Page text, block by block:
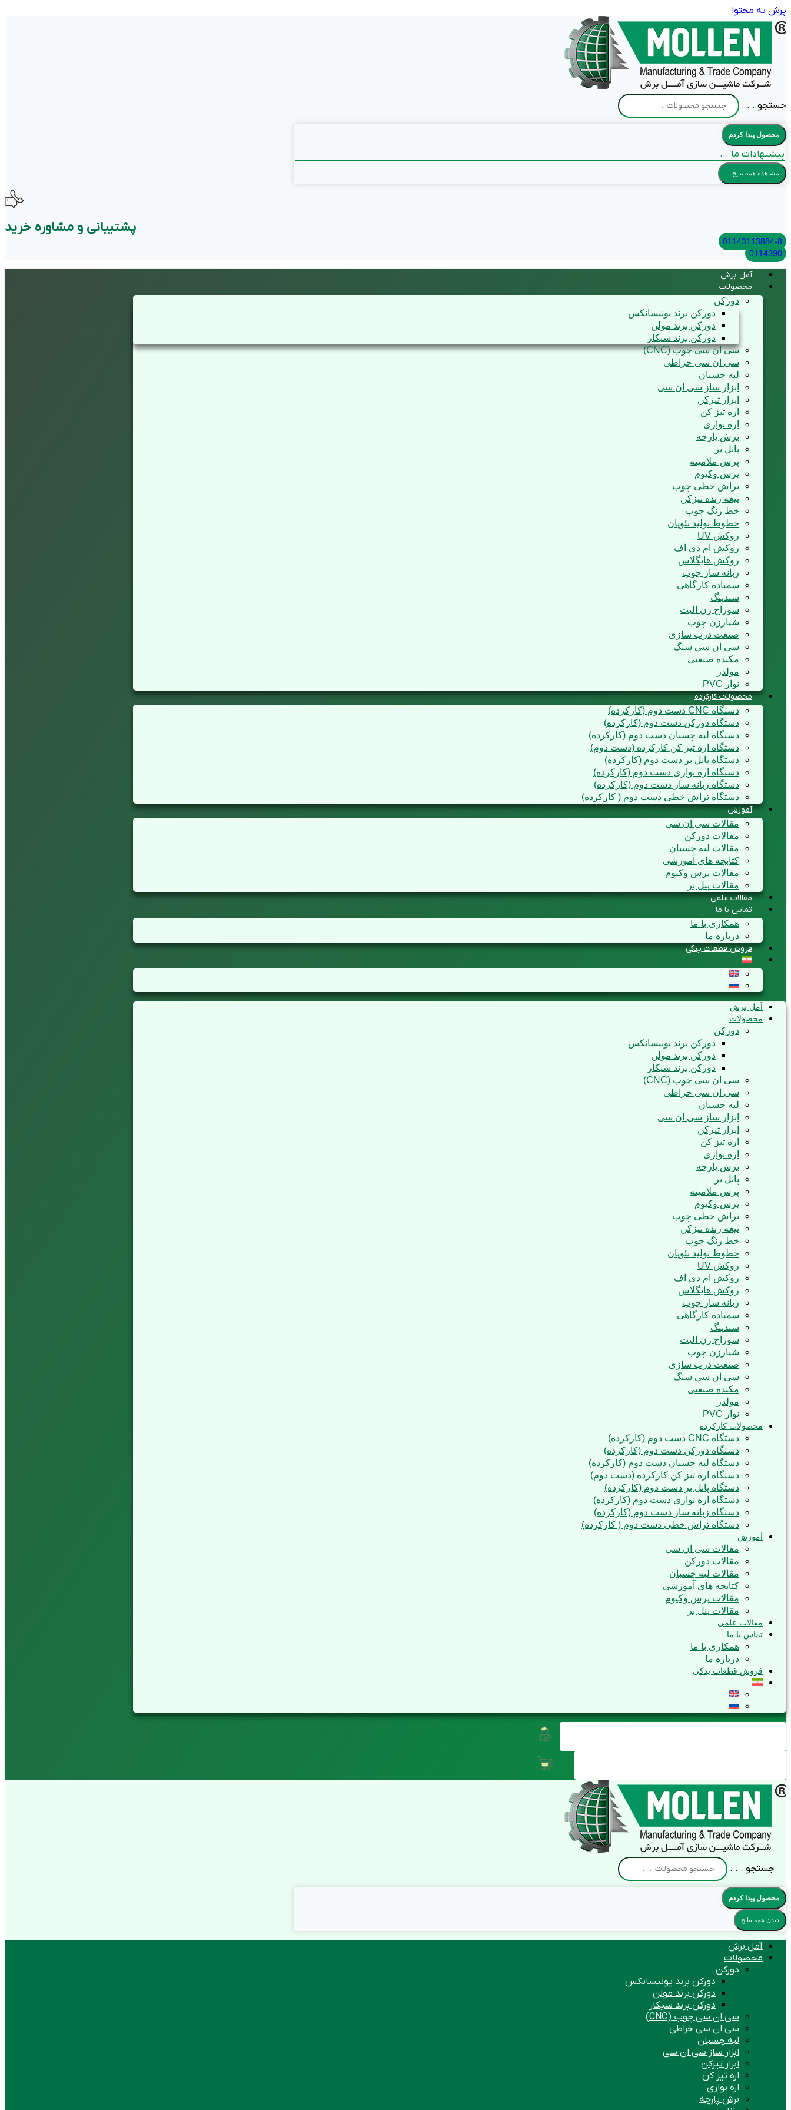
پرش به محتوا
جستجو . . .
محصول پیدا کردم
پیشنهادات ما ...
مشاهده همه نتایج ...
پشتیبانی و مشاوره خرید
01143113884-8
0114390
آمل برش
محصولات
دورکن
دورکن برند یونیسانکس
دورکن برند مولن
دورکن برند سیکار
سی ان سی چوب (CNC)
سی ان سی خراطی
لبه چسبان
ابزار ساز سی ان سی
ابزار تیزکن
اره تیز کن
اره نواری
برش پارچه
پانل بر
پرس ملامینه
پرس وکیوم
تراش خطی چوب
تیغه رنده تیزکن
خط رنگ چوب
خطوط تولید نئوپان
روکش UV
روکش ام دی اف
روکش هایگلاس
زبانه ساز چوب
سمباده کارگاهی
سندینگ
سوراخ زن الیت
شیارزن چوب
صنعت درب سازی
سی ان سی سنگ
مکنده صنعتی
مولدر
نوار PVC
محصولات کارکرده
دستگاه CNC دست دوم (کارکرده)
دستگاه دورکن دست دوم (کارکرده)
دستگاه لبه چسبان دست دوم (کارکرده)
دستگاه اره تیز کن کارکرده (دست دوم)
دستگاه پانل بر دست دوم (کارکرده)
دستگاه اره نواری دست دوم (کارکرده)
دستگاه زبانه ساز دست دوم (کارکرده)
دستگاه تراش خطی دست دوم ( کارکرده)
آموزش
مقالات سی ان سی
مقالات دورکن
مقالات لبه چسبان
کتابچه های آموزشی
مقالات پرس وکیوم
مقالات پنل بر
مقالات علمی
تماس با ما
همکاری با ما
درباره ما
فروش قطعات یدکی
آمل برش
محصولات
دورکن
دورکن برند یونیسانکس
دورکن برند مولن
دورکن برند سیکار
سی ان سی چوب (CNC)
سی ان سی خراطی
لبه چسبان
ابزار ساز سی ان سی
ابزار تیزکن
اره تیز کن
اره نواری
برش پارچه
پانل بر
پرس ملامینه
پرس وکیوم
تراش خطی چوب
تیغه رنده تیزکن
خط رنگ چوب
خطوط تولید نئوپان
روکش UV
روکش ام دی اف
روکش هایگلاس
زبانه ساز چوب
سمباده کارگاهی
سندینگ
سوراخ زن الیت
شیارزن چوب
صنعت درب سازی
سی ان سی سنگ
مکنده صنعتی
مولدر
نوار PVC
محصولات کارکرده
دستگاه CNC دست دوم (کارکرده)
دستگاه دورکن دست دوم (کارکرده)
دستگاه لبه چسبان دست دوم (کارکرده)
دستگاه اره تیز کن کارکرده (دست دوم)
دستگاه پانل بر دست دوم (کارکرده)
دستگاه اره نواری دست دوم (کارکرده)
دستگاه زبانه ساز دست دوم (کارکرده)
دستگاه تراش خطی دست دوم ( کارکرده)
آموزش
مقالات سی ان سی
مقالات دورکن
مقالات لبه چسبان
کتابچه های آموزشی
مقالات پرس وکیوم
مقالات پنل بر
مقالات علمی
تماس با ما
همکاری با ما
درباره ما
فروش قطعات یدکی
جستجو . . .
محصول پیدا کردم
دیدن همه نتایج
آمل برش
محصولات
دورکن
دورکن برند یونیسانکس
دورکن برند مولن
دورکن برند سیکار
سی ان سی چوب (CNC)
سی ان سی خراطی
لبه چسبان
ابزار ساز سی ان سی
ابزار تیزکن
اره تیز کن
اره نواری
برش پارچه